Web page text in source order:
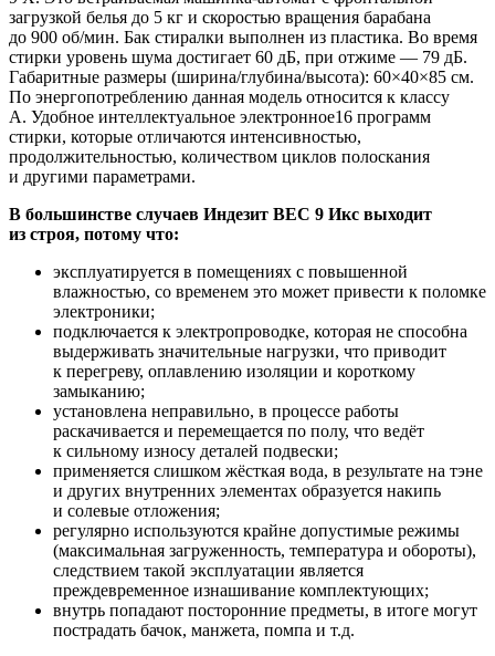
загрузкой белья до 5 кг и скоростью вращения барабана
до 900 об/мин. Бак стиралки выполнен из пластика. Во время
стирки уровень шума достигает 60 дБ, при отжиме — 79 дБ.
Габаритные размеры (ширина/глубина/высота): 60×40×85 см.
По энергопотреблению данная модель относится к классу
A. Удобное интеллектуальное электронное16 программ
стирки, которые отличаются интенсивностью,
продолжительностью, количеством циклов полоскания
и другими параметрами.
В большинстве случаев Индезит ВЕС 9 Икс выходит
из строя, потому что:
эксплуатируется в помещениях с повышенной
влажностью, со временем это может привести к поломке
электроники;
подключается к электропроводке, которая не способна
выдерживать значительные нагрузки, что приводит
к перегреву, оплавлению изоляции и короткому
замыканию;
установлена неправильно, в процессе работы
раскачивается и перемещается по полу, что ведёт
к сильному износу деталей подвески;
применяется слишком жёсткая вода, в результате на тэне
и других внутренних элементах образуется накипь
и солевые отложения;
регулярно используются крайне допустимые режимы
(максимальная загруженность, температура и обороты),
следствием такой эксплуатации является
преждевременное изнашивание комплектующих;
внутрь попадают посторонние предметы, в итоге могут
пострадать бачок, манжета, помпа и т.д.